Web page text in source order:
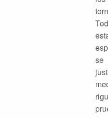
se